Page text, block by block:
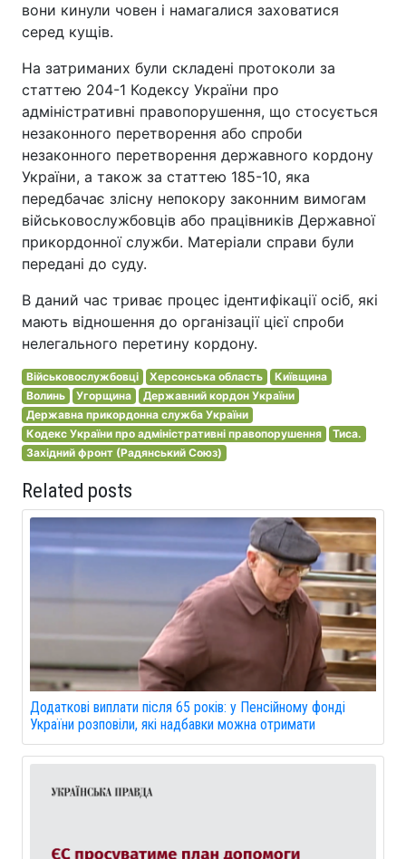
вони кинули човен і намагалися заховатися
серед кущів.
На затриманих були складені протоколи за
статтею 204-1 Кодексу України про
адміністративні правопорушення, що стосується
незаконного перетворення або спроби
незаконного перетворення державного кордону
України, а також за статтею 185-10, яка
передбачає злісну непокору законним вимогам
військовослужбовців або працівників Державної
прикордонної служби. Матеріали справи були
передані до суду.
В даний час триває процес ідентифікації осіб, які
мають відношення до організації цієї спроби
нелегального перетину кордону.
Військовослужбовці Херсонська область
Київщина
Волинь
Угорщина
Державний кордон України
Державна прикордонна служба України
Кодекс України про адміністративні правопорушення
Тиса.
Західний фронт (Радянський Союз)
Related posts
Додаткові виплати після 65 років: у Пенсійному фонді
України розповіли, які надбавки можна отримати